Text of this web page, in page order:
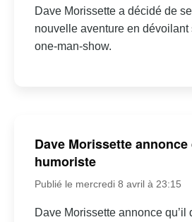
Dave Morissette a décidé de
nouvelle aventure en dévoilant
one-man-show.
Dave Morissette annonce
humoriste
Publié le mercredi 8 avril à 23:15
Dave Morissette annonce qu’il